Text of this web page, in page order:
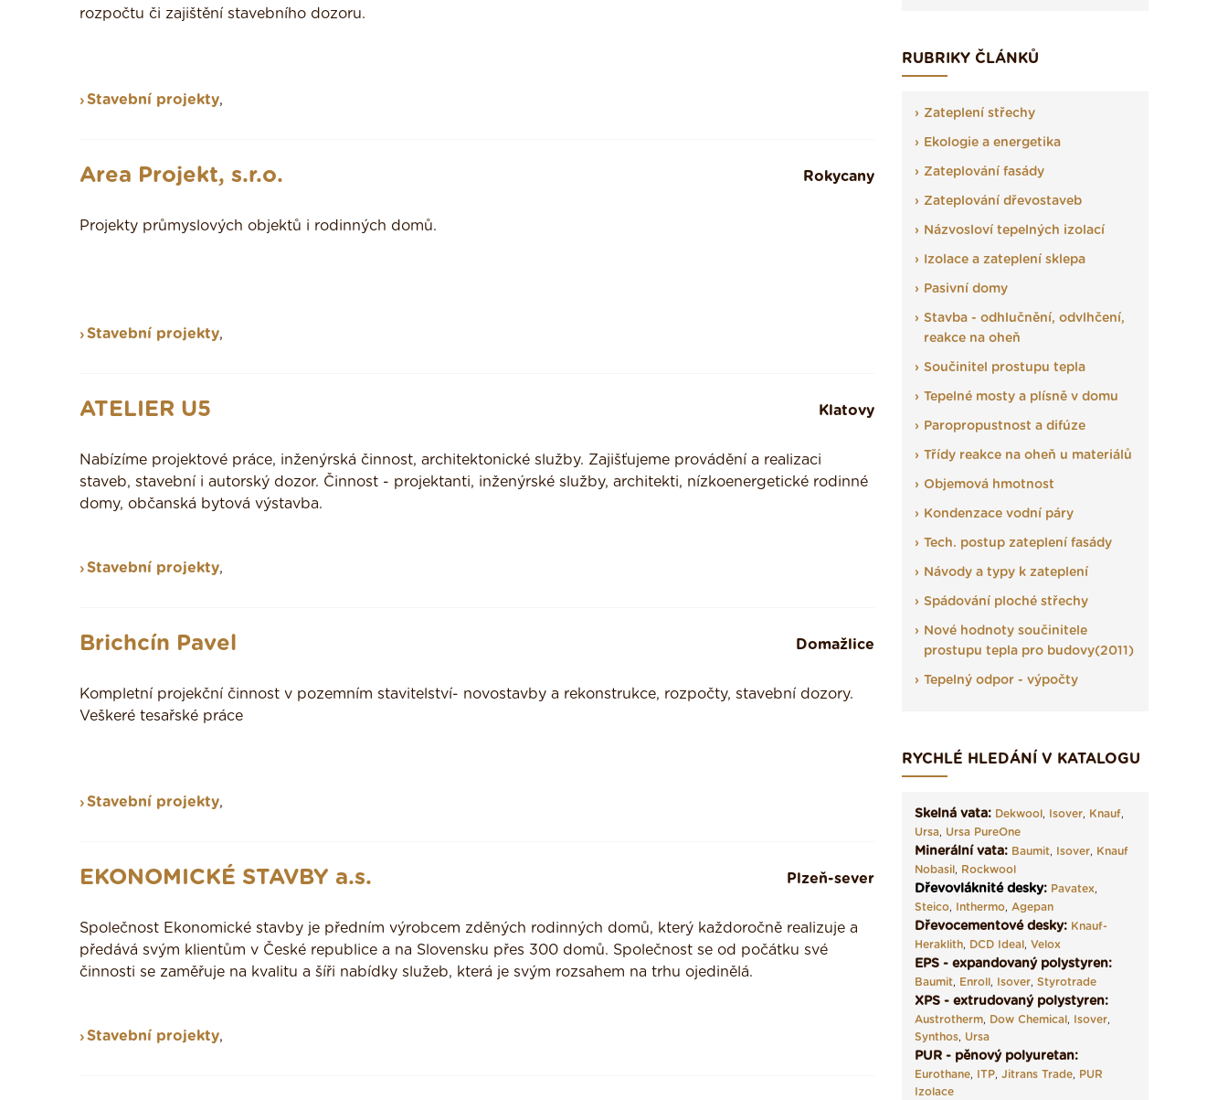
rozpočtu či zajištění stavebního dozoru.
Stavební projekty,
Area Projekt, s.r.o. Rokycany
Projekty průmyslových objektů i rodinných domů.
Stavební projekty,
ATELIER U5 Klatovy
Nabízíme projektové práce, inženýrská činnost, architektonické služby. Zajišťujeme provádění a realizaci
staveb, stavební i autorský dozor. Činnost - projektanti, inženýrské služby, architekti, nízkoenergetické rodinné
domy, občanská bytová výstavba.
Stavební projekty,
Brichcín Pavel Domažlice
Kompletní projekční činnost v pozemním stavitelství- novostavby a rekonstrukce, rozpočty, stavební dozory.
Veškeré tesařské práce
Stavební projekty,
EKONOMICKÉ STAVBY a.s. Plzeň-sever
Společnost Ekonomické stavby je předním výrobcem zděných rodinných domů, který každoročně realizuje a
předává svým klientům v České republice a na Slovensku přes 300 domů. Společnost se od počátku své
činnosti se zaměřuje na kvalitu a šíři nabídky služeb, která je svým rozsahem na trhu ojedinělá.
Stavební projekty,
RUBRIKY ČLÁNKŮ
Zateplení střechy
Ekologie a energetika
Zateplování fasády
Zateplování dřevostaveb
Názvosloví tepelných izolací
Izolace a zateplení sklepa
Pasivní domy
Stavba - odhlučnění, odvlhčení,
reakce na oheň
Součinitel prostupu tepla
Tepelné mosty a plísně v domu
Paropropustnost a difúze
Třídy reakce na oheň u materiálů
Objemová hmotnost
Kondenzace vodní páry
Tech. postup zateplení fasády
Návody a typy k zateplení
Spádování ploché střechy
Nové hodnoty součinitele
prostupu tepla pro budovy(2011)
Tepelný odpor - výpočty
RYCHLÉ HLEDÁNÍ V KATALOGU
Skelná vata: Dekwool, Isover, Knauf,
Ursa, Ursa PureOne
Minerální vata: Baumit, Isover, Knauf
Nobasil, Rockwool
Dřevovláknité desky: Pavatex,
Steico, Inthermo, Agepan
Dřevocementové desky: Knauf-
Heraklith, DCD Ideal, Velox
EPS - expandovaný polystyren:
Baumit, Enroll, Isover, Styrotrade
XPS - extrudovaný polystyren:
Austrotherm, Dow Chemical, Isover,
Synthos, Ursa
PUR - pěnový polyuretan:
Eurothane, ITP, Jitrans Trade, PUR
Izolace